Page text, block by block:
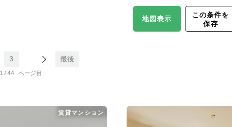
地図表示
この条件を
保存
1 / 44
3 最後
賃貸マンション